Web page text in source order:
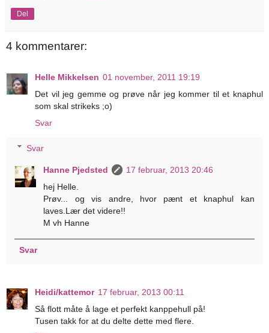
Del
4 kommentarer:
Helle Mikkelsen 01 november, 2011 19:19
Det vil jeg gemme og prøve når jeg kommer til et knaphul
som skal strikeks ;o)
Svar
Svar
Hanne Pjedsted
17 februar, 2013 20:46
hej Helle.
Prøv... og vis andre, hvor pænt et knaphul kan
laves.Lær det videre!!
M vh Hanne
Svar
Heidi/kattemor 17 februar, 2013 00:11
Så flott måte å lage et perfekt kanppehull på!
Tusen takk for at du delte dette med flere.